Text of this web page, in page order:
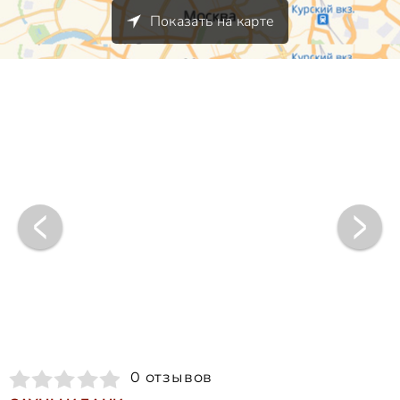
Показать на карте
0 отзывов